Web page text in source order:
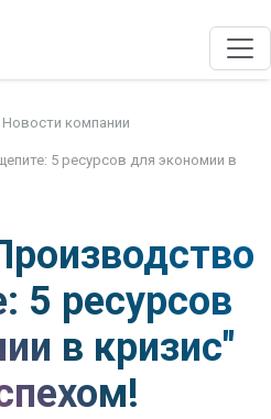
Новости компании
5 ресурсов для экономии в
5 ресурсов
в кризис"